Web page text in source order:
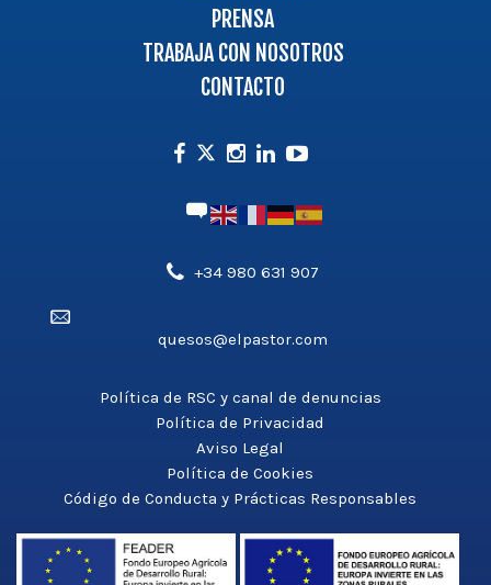
PRENSA
TRABAJA CON NOSOTROS
CONTACTO
Facebook
TwitterInstagram
LinkedinYoutube
Teléfono',
>
+34 980 631 907
'aldea_v3');
>
quesos@elpastor.com
Política de RSC y canal de denuncias
Política de Privacidad
Aviso Legal
Política de Cookies
Código de Conducta y Prácticas Responsables